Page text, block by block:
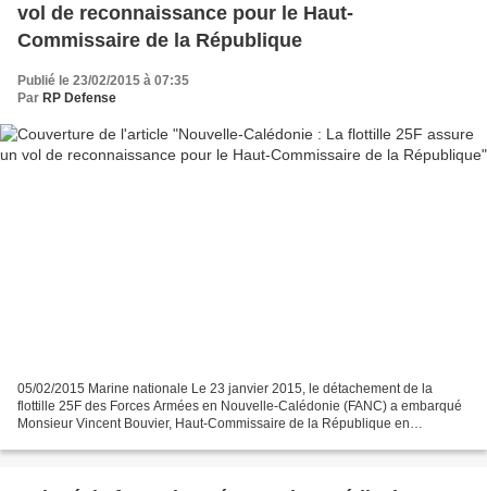
vol de reconnaissance pour le Haut-
Commissaire de la République
Publié le 23/02/2015 à 07:35
Par RP Defense
05/02/2015 Marine nationale Le 23 janvier 2015, le détachement de la
flottille 25F des Forces Armées en Nouvelle-Calédonie (FANC) a embarqué
Monsieur Vincent Bouvier, Haut-Commissaire de la République en